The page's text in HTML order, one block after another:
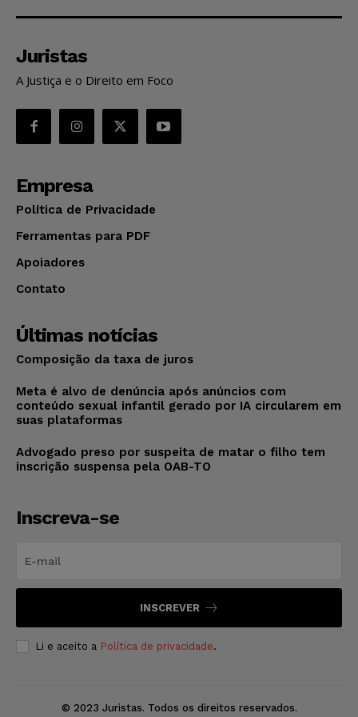
Juristas
A Justiça e o Direito em Foco
Empresa
Política de Privacidade
Ferramentas para PDF
Apoiadores
Contato
Últimas notícias
Composição da taxa de juros
Meta é alvo de denúncia após anúncios com
conteúdo sexual infantil gerado por IA circularem em
suas plataformas
Advogado preso por suspeita de matar o filho tem
inscrição suspensa pela OAB-TO
Inscreva-se
INSCREVER
Li e aceito a Política de privacidade.
© 2023 Juristas. Todos os direitos reservados.